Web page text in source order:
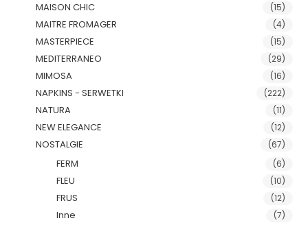
MAISON CHIC (15)
MAITRE FROMAGER (4)
MASTERPIECE (15)
MEDITERRANEO (29)
MIMOSA (16)
NAPKINS - SERWETKI (222)
NATURA (11)
NEW ELEGANCE (12)
NOSTALGIE (67)
FERM (6)
FLEU (10)
FRUS (12)
Inne (7)